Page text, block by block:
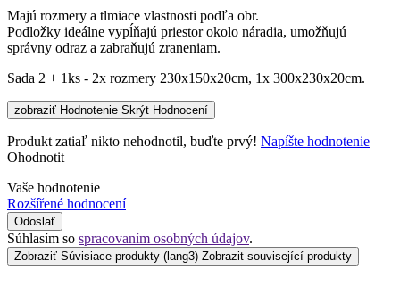
Majú rozmery a tlmiace vlastnosti podľa obr.
Podložky ideálne vypĺňajú priestor okolo náradia, umožňujú
správny odraz a zabraňujú zraneniam.
Sada 2 + 1ks - 2x rozmery 230x150x20cm, 1x 300x230x20cm.
zobraziť Hodnotenie Skrýt Hodnocení
Produkt zatiaľ nikto nehodnotil, buďte prvý! Napíšte hodnotenie
Ohodnotit
Vaše hodnotenie
Rozšířené hodnocení
Odoslať
Súhlasím so spracovaním osobných údajov.
Zobraziť Súvisiace produkty (lang3) Zobrazit související produkty